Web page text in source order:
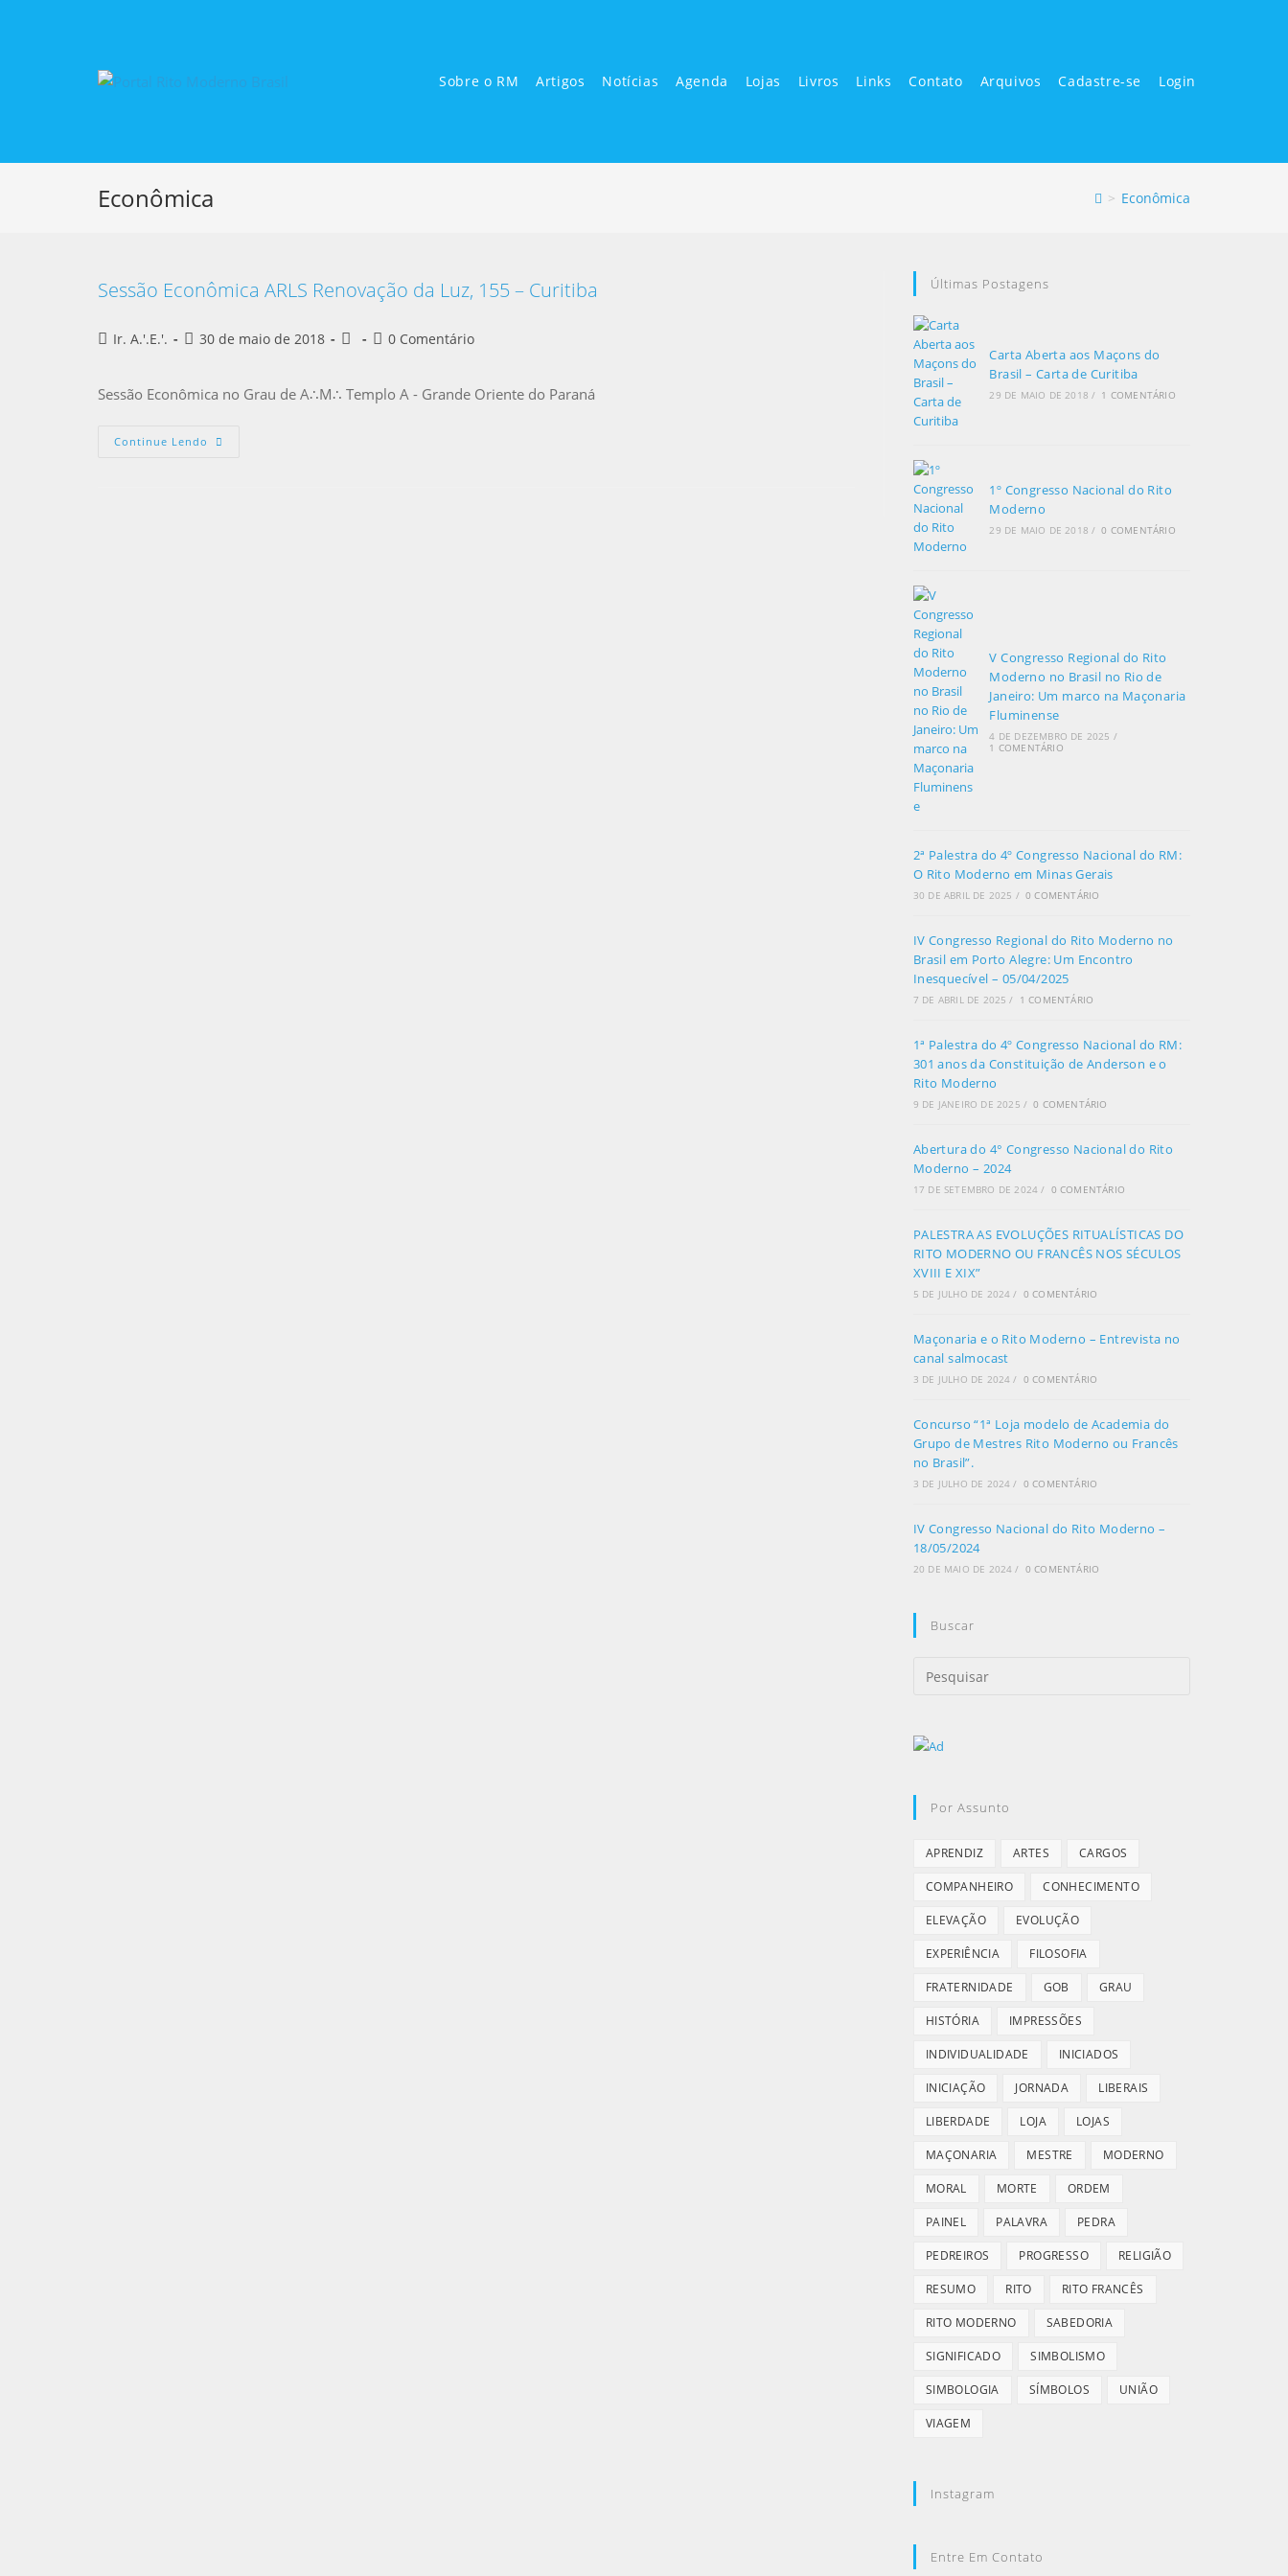
Sobre o RM Artigos Notícias Agenda Lojas Livros Links Contato Arquivos Cadastre-se Login
Econômica > Econômica
Sessão Econômica ARLS Renovação da Luz, 155 – Curitiba
Ir. A.'.E.'. 30 de maio de 2018 0 Comentário
Sessão Econômica no Grau de A∴M∴ Templo A - Grande Oriente do Paraná
Continue Lendo
Últimas Postagens
Carta Aberta aos Maçons do
Brasil – Carta de Curitiba
29 DE MAIO DE 2018 / 1 COMENTÁRIO
1º Congresso Nacional do Rito
Moderno
29 DE MAIO DE 2018 / 0 COMENTÁRIO
V Congresso Regional do Rito
Moderno no Brasil no Rio de
Janeiro: Um marco na Maçonaria
Fluminense
4 DE DEZEMBRO DE 2025 /
1 COMENTÁRIO
2ª Palestra do 4º Congresso Nacional do RM:
O Rito Moderno em Minas Gerais
30 DE ABRIL DE 2025 / 0 COMENTÁRIO
IV Congresso Regional do Rito Moderno no
Brasil em Porto Alegre: Um Encontro
Inesquecível – 05/04/2025
7 DE ABRIL DE 2025 / 1 COMENTÁRIO
1ª Palestra do 4º Congresso Nacional do RM:
301 anos da Constituição de Anderson e o
Rito Moderno
9 DE JANEIRO DE 2025 / 0 COMENTÁRIO
Abertura do 4° Congresso Nacional do Rito
Moderno – 2024
17 DE SETEMBRO DE 2024 / 0 COMENTÁRIO
PALESTRA AS EVOLUÇÕES RITUALÍSTICAS DO
RITO MODERNO OU FRANCÊS NOS SÉCULOS
XVIII E XIX”
5 DE JULHO DE 2024 / 0 COMENTÁRIO
Maçonaria e o Rito Moderno – Entrevista no
canal salmocast
3 DE JULHO DE 2024 / 0 COMENTÁRIO
Concurso “1ª Loja modelo de Academia do
Grupo de Mestres Rito Moderno ou Francês
no Brasil”.
3 DE JULHO DE 2024 / 0 COMENTÁRIO
IV Congresso Nacional do Rito Moderno –
18/05/2024
20 DE MAIO DE 2024 / 0 COMENTÁRIO
Buscar
Por Assunto
APRENDIZ ARTES CARGOS
COMPANHEIRO CONHECIMENTO
ELEVAÇÃO EVOLUÇÃO
EXPERIÊNCIA FILOSOFIA
FRATERNIDADE GOB GRAU
HISTÓRIA IMPRESSÕES
INDIVIDUALIDADE INICIADOS
INICIAÇÃO JORNADA LIBERAIS
LIBERDADE LOJA LOJAS
MAÇONARIA MESTRE MODERNO
MORAL MORTE ORDEM
PAINEL PALAVRA PEDRA
PEDREIROS PROGRESSO RELIGIÃO
RESUMO RITO RITO FRANCÊS
RITO MODERNO SABEDORIA
SIGNIFICADO SIMBOLISMO
SIMBOLOGIA SÍMBOLOS UNIÃO
VIAGEM
Instagram
Entre Em Contato